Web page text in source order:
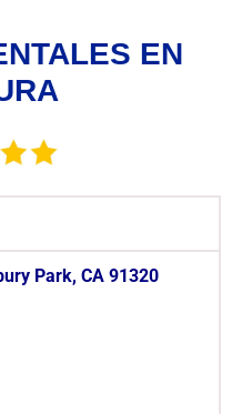
EN
Park, CA 91320